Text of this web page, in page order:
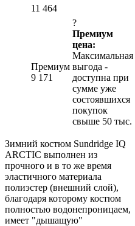
11 464
Премиум
9 171
?
Премиум
цена:
Максимальная
выгода -
доступна при
сумме уже
состоявшихся
покупок
свыше 50 тыс.
Зимний костюм Sundridge IQ
ARCTIC выполнен из
прочного и в то же время
эластичного материала
полиэстер (внешний слой),
благодаря которому костюм
полностью водонепроницаем,
имеет "дышащую"